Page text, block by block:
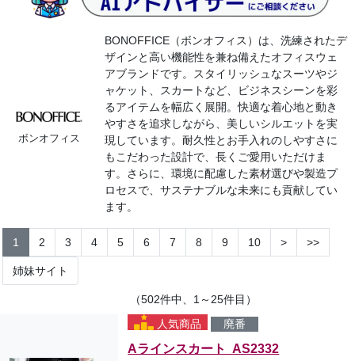
ボンオフィス
BONOFFICE（ボンオフィス）は、洗練されたデ
ザインと高い機能性を兼ね備えたオフィスウェ
アブランドです。スタイリッシュなスーツやジ
ャケット、スカートなど、ビジネスシーンを彩
るアイテムを幅広く展開。快適な着心地と動き
やすさを追求しながら、美しいシルエットを実
現しています。耐久性とお手入れのしやすさに
もこだわった設計で、長くご愛用いただけま
す。さらに、環境に配慮した素材選びや製造プ
ロセスで、サステナブルな未来にも貢献してい
ます。
1 2 3 4 5 6 7 8 9 10 > >>
姉妹サイト
（502件中、1～25件目）
人気商品
廃番
Aラインスカート AS2332